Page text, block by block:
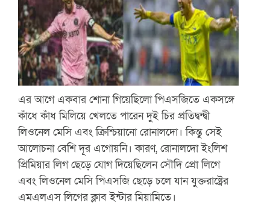
এর আগে একবার শোনা গিয়েছিলো পিএসজিতে একসঙ্গে
কাঁধে কাঁধ মিলিয়ে খেলতে পারেন দুই চির প্রতিদ্বন্দ্বী
লিওনেল মেসি এবং ক্রিশ্চিয়ানো রোনালদো। কিন্তু সেই
আলোচনা বেশি দূর এগোয়নি। কারণ, রোনালদো ইংলিশ
প্রিমিয়ার লিগ ছেড়ে যোগ দিয়েছিলেন সৌদি প্রো লিগে
এবং লিওনেল মেসি পিএসজি ছেড়ে চলে যান যুক্তরাষ্ট্রের
এমএলএস লিগের ক্লাব ইন্টার মিয়ামিতে।